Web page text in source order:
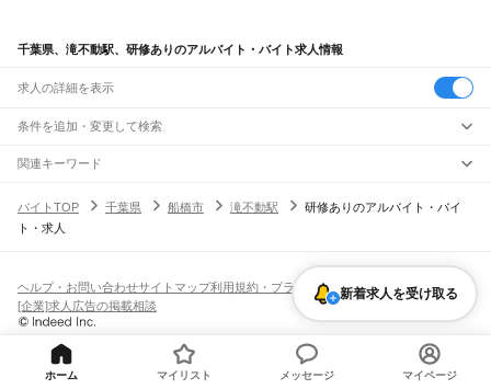
千葉県、滝不動駅、研修ありのアルバイト・バイト求人情報
求人の詳細を表示
条件を追加・変更して検索
市区町村を追加・変更
千葉県すべて
千葉市
野田市
東金市
旭市習志野市柏市勝浦市市原市流山市八千代市 我孫子市鴨川市 鎌ケ谷市
君津市富津市浦安市 印西市
匝瑳市香取市
安房郡
駅を追加・変更
JR中央・総武線
市川駅本八幡駅下総中山駅 東船橋駅 津田沼駅
新検見川駅
JR総武本線
市川駅船橋駅 稲毛駅千葉駅 都賀駅四街道駅
佐倉駅
職種を追加・変更
飲食・フードサービスすべて
ホールスタッフキッチンスタッフ 皿洗い・洗い場 精肉・鮮魚加工 給食調理
パン屋（ベーカリー）
バー（BAR）・バーテンダー
営業・販売
営業・販売
人気
日払いOK高校生歓迎 髪型・髪色自由ひげOKネイルOK
勤務期間
短期単発・1日OK 期間限定（春夏冬休み等）
雇用形態を追加・変更
正社員
契約社員
都道府県を変更
関連キーワード
バイトTOP
千葉県 船橋市 滝不動駅
研修ありのアルバイト・バイ
ト・求人
新着求人を受け取る
ヘルプ・お問い合わせサイトマップ利用規約・プライバシーポリシー
[企業]求人広告の掲載相談
ホーム マイリスト メッセージ マイページ